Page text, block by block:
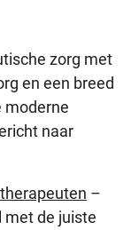
zorg met
en een breed
moderne
naar
–
met de juiste